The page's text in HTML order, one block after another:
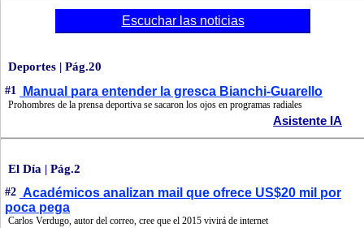
Escuchar las noticias
Deportes | Pág.20
#1 Manual para entender la gresca Bianchi-Guarello
Prohombres de la prensa deportiva se sacaron los ojos en programas radiales
Asistente IA
El Día | Pág.2
#2 Académicos analizan mail que ofrece US$20 mil por
poca pega
Carlos Verdugo, autor del correo, cree que el 2015 vivirá de internet